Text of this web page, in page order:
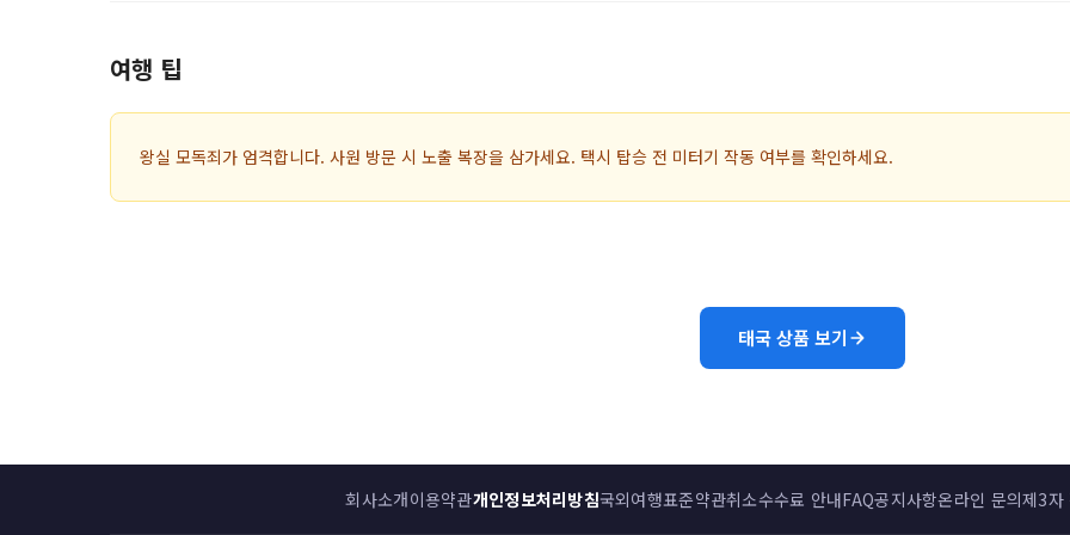
여행 팁
왕실 모독죄가 엄격합니다. 사원 방문 시 노출 복장을 삼가세요. 택시 탑승 전 미터기 작동 여부를 확인하세요.
태국 상품 보기
회사소개이용약관개인정보처리방침국외여행표준약관취소수수료 안내FAQ공지사항온라인 문의제3자